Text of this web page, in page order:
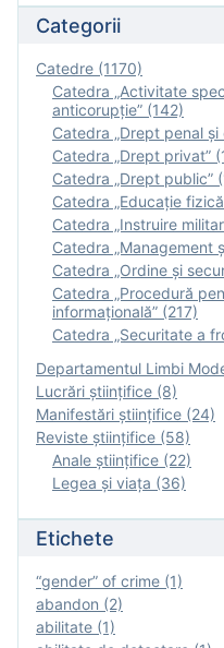
Categorii
Catedre (1170)
Catedra „Activitate
anticorupție” (142)
Catedra „Drept penal și
Catedra „Drept privat”
Catedra „Drept public”
Catedra „Educație
Catedra „Instruire
Catedra „Management
Catedra „Ordine și
Catedra „Procedură
informațională” (217)
Catedra „Securitate a
Departamentul Limbi
Lucrări științifice (8)
Manifestări ştiinţifice (24)
Reviste ştiinţifice (58)
Anale ştiinţifice (22)
Legea şi viaţa (36)
Etichete
“gender” of crime (1)
abandon (2)
abilitate (1)